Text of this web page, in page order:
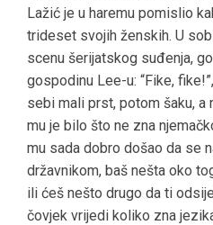
Lažić je u haremu pomislio
trideset svojih ženskih. U
scenu šerijatskog suđenja,
gospodinu Lee-u: “Fike,
sebi mali prst, potom šaku, a
mu je bilo što ne zna
mu sada dobro došao da se
državnikom, baš nešta oko
ili ćeš nešto drugo da ti
čovjek vrijedi koliko zna